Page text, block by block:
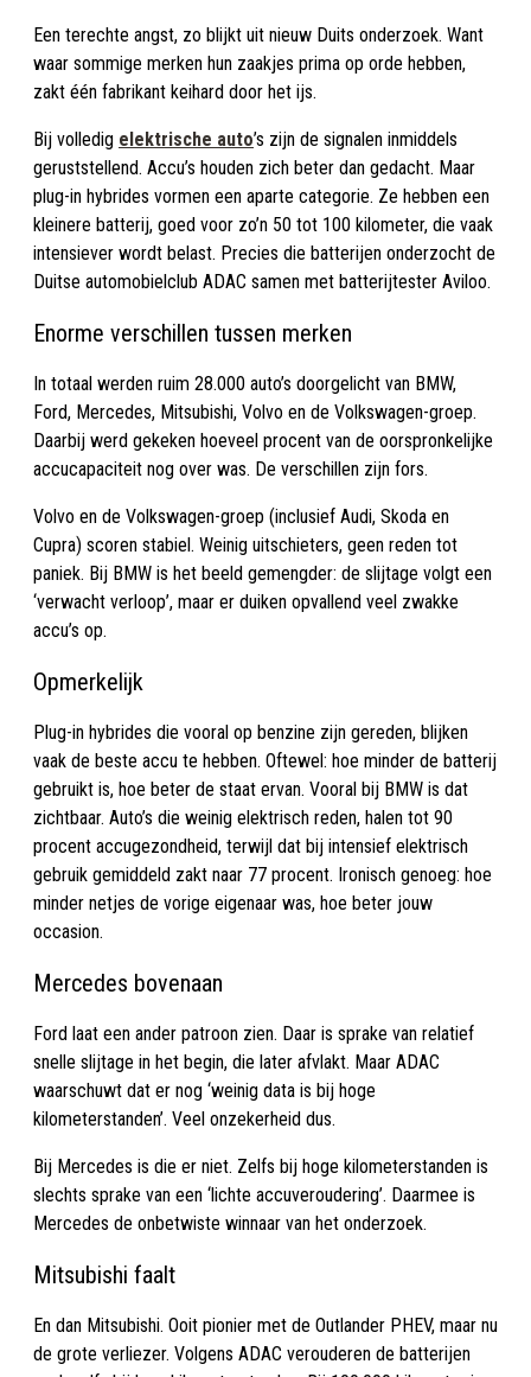
Een terechte angst, zo blijkt uit nieuw Duits onderzoek. Want
waar sommige merken hun zaakjes prima op orde hebben,
zakt één fabrikant keihard door het ijs.
Bij volledig elektrische auto’s zijn de signalen inmiddels
geruststellend. Accu’s houden zich beter dan gedacht. Maar
plug-in hybrides vormen een aparte categorie. Ze hebben een
kleinere batterij, goed voor zo’n 50 tot 100 kilometer, die vaak
intensiever wordt belast. Precies die batterijen onderzocht de
Duitse automobielclub ADAC samen met batterijtester Aviloo.
Enorme verschillen tussen merken
In totaal werden ruim 28.000 auto’s doorgelicht van BMW,
Ford, Mercedes, Mitsubishi, Volvo en de Volkswagen-groep.
Daarbij werd gekeken hoeveel procent van de oorspronkelijke
accucapaciteit nog over was. De verschillen zijn fors.
Volvo en de Volkswagen-groep (inclusief Audi, Skoda en
Cupra) scoren stabiel. Weinig uitschieters, geen reden tot
paniek. Bij BMW is het beeld gemengder: de slijtage volgt een
‘verwacht verloop’, maar er duiken opvallend veel zwakke
accu’s op.
Opmerkelijk
Plug-in hybrides die vooral op benzine zijn gereden, blijken
vaak de beste accu te hebben. Oftewel: hoe minder de batterij
gebruikt is, hoe beter de staat ervan. Vooral bij BMW is dat
zichtbaar. Auto’s die weinig elektrisch reden, halen tot 90
procent accugezondheid, terwijl dat bij intensief elektrisch
gebruik gemiddeld zakt naar 77 procent. Ironisch genoeg: hoe
minder netjes de vorige eigenaar was, hoe beter jouw
occasion.
Mercedes bovenaan
Ford laat een ander patroon zien. Daar is sprake van relatief
snelle slijtage in het begin, die later afvlakt. Maar ADAC
waarschuwt dat er nog ‘weinig data is bij hoge
kilometerstanden’. Veel onzekerheid dus.
Bij Mercedes is die er niet. Zelfs bij hoge kilometerstanden is
slechts sprake van een ‘lichte accuveroudering’. Daarmee is
Mercedes de onbetwiste winnaar van het onderzoek.
Mitsubishi faalt
En dan Mitsubishi. Ooit pionier met de Outlander PHEV, maar nu
de grote verliezer. Volgens ADAC verouderen de batterijen